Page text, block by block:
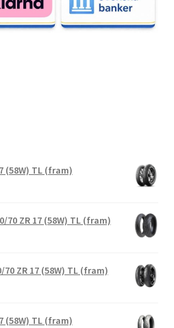
(58W) TL (fram)
70 ZR 17 (58W) TL (fram)
70 ZR 17 (58W) TL (fram)
(58W) TL (fram)